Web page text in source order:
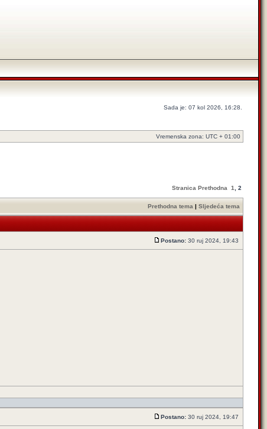
Sada je: 07 kol 2026, 16:28.
Vremenska zona: UTC + 01:00
Stranica Prethodna 1 2
Prethodna tema | Sljedeća tema
Postano: 30 ruj 2024, 19:43
Postano: 30 ruj 2024, 19:47